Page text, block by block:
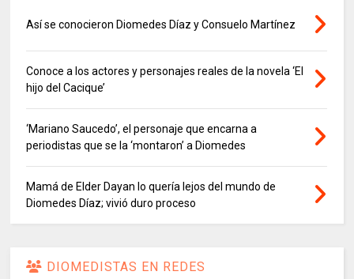
Así se conocieron Diomedes Díaz y Consuelo Martínez
Conoce a los actores y personajes reales de la novela ‘El
hijo del Cacique’
‘Mariano Saucedo’, el personaje que encarna a
periodistas que se la ‘montaron’ a Diomedes
Mamá de Elder Dayan lo quería lejos del mundo de
Diomedes Díaz; vivió duro proceso
DIOMEDISTAS EN REDES